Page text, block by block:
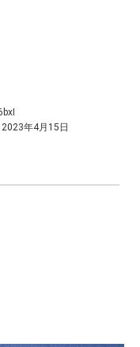
2023年4月15日